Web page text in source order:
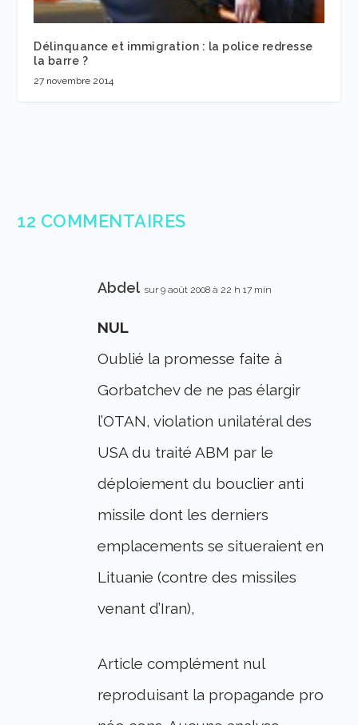
Délinquance et immigration : la police redresse
la barre ?
27 novembre 2014
12 COMMENTAIRES
Abdel sur 9 août 2008 à 22 h 17 min
NUL
Oublié la promesse faite à
Gorbatchev de ne pas élargir
l’OTAN, violation unilatéral des
USA du traité ABM par le
déploiement du bouclier anti
missile dont les derniers
emplacements se situeraient en
Lituanie (contre des missiles
venant d’Iran),
Article complément nul
reproduisant la propagande pro